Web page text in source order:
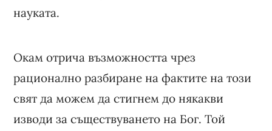
науката.
Окам отрича възможността чрез
рационално разбиране на фактите на този
свят да можем да стигнем до някакви
изводи за съществуването на Бог. Той